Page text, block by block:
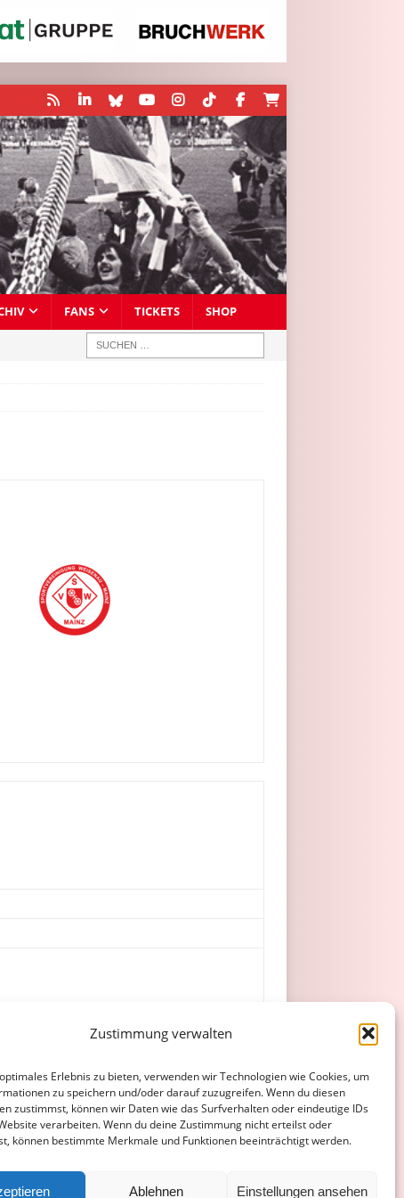
Zustimmung verwalten
Erlebnis zu bieten, verwenden wir Technologien wie Cookies, um
zu speichern und/oder darauf zuzugreifen. Wenn du diesen
zustimmst, können wir Daten wie das Surfverhalten oder eindeutige IDs
verarbeiten. Wenn du deine Zustimmung nicht erteilst oder
können bestimmte Merkmale und Funktionen beeinträchtigt werden.
Ablehnen Einstellungen ansehen
FANS TICKETS SHOP
Tamon (88. Dworaczek),
COOKIE-RICHTLINIE (EU)